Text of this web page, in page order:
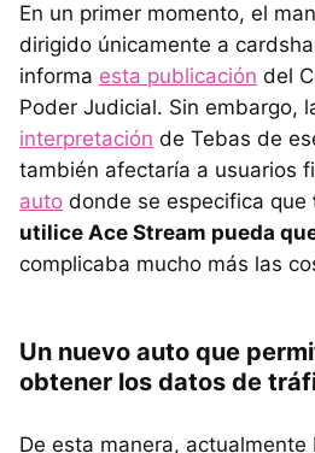
En un primer momento, el
dirigido únicamente a
informa esta publicación del
Poder Judicial. Sin embargo,
interpretación de Tebas de
también afectaría a usuarios
auto donde se especifica que
utilice Ace Stream pueda
complicaba mucho más las
Un nuevo auto que
obtener los datos de
De esta manera, actualmente